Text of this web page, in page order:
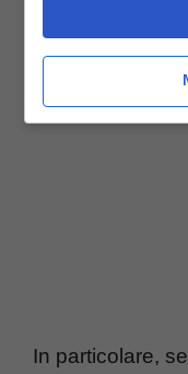
Come prendere gli
In particolare,